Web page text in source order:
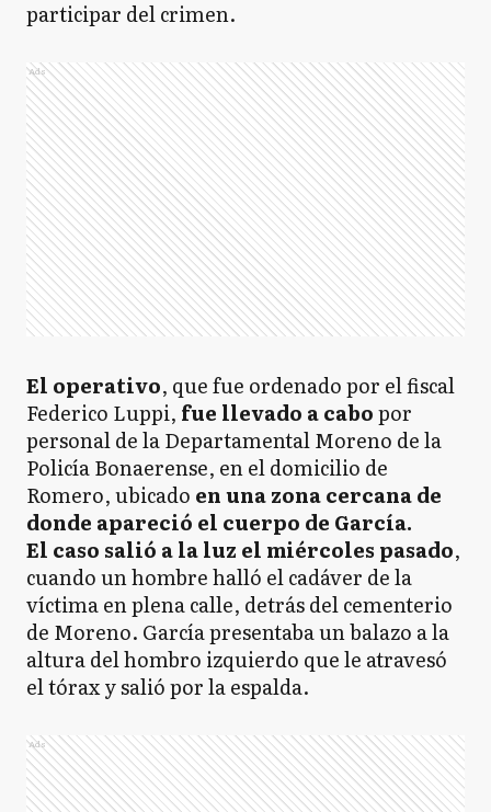
participar del crimen.
Ads
El operativo, que fue ordenado por el fiscal
Federico Luppi, fue llevado a cabopor
personal de la Departamental Moreno de la
Policía Bonaerense, en el domicilio de
Romero, ubicado en una zona cercana de
donde apareció el cuerpo de García.
El caso salió a la luz el miércoles pasado,
cuando un hombre halló el cadáver de la
víctima en plena calle, detrás del cementerio
de Moreno. García presentaba un balazo a la
altura del hombro izquierdo que le atravesó
el tórax y salió por la espalda.
Ads